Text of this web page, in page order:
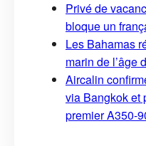
Privé de
bloque un
Les Bahamas
marin de l’âge
Aircalin
via Bangkok et
premier A350-